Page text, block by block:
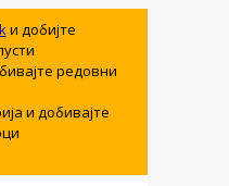
и добијте
редовни
и добивајте